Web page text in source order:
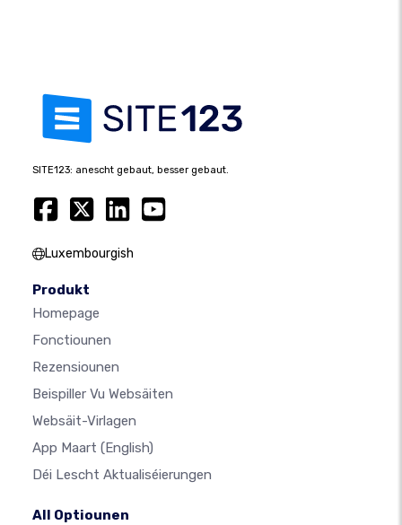
SITE123: anescht gebaut, besser gebaut.
Luxembourgish
Produkt
Homepage
Fonctiounen
Rezensiounen
Beispiller Vu Websäiten
Websäit-Virlagen
App Maart (English)
Déi Lescht Aktualiséierungen
All Optiounen